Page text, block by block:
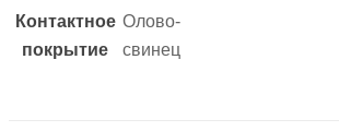
Контактное
покрытие
Олово-
свинец